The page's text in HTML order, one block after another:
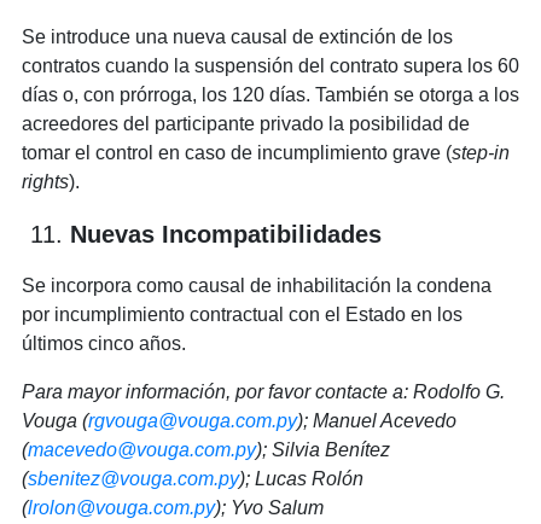
Se introduce una nueva causal de extinción de los
contratos cuando la suspensión del contrato supera los 60
días o, con prórroga, los 120 días. También se otorga a los
acreedores del participante privado la posibilidad de
tomar el control en caso de incumplimiento grave (step-in
rights).
Nuevas Incompatibilidades
Se incorpora como causal de inhabilitación la condena
por incumplimiento contractual con el Estado en los
últimos cinco años.
Para mayor información, por favor contacte a: Rodolfo G.
Vouga (rgvouga@vouga.com.py); Manuel Acevedo
(macevedo@vouga.com.py); Silvia Benítez
(sbenitez@vouga.com.py); Lucas Rolón
(lrolon@vouga.com.py); Yvo Salum